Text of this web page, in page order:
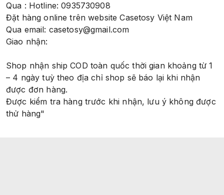
Qua : Hotline: 0935730908
Đặt hàng online trên website Casetosy Việt Nam
Qua email: casetosy@gmail.com
Giao nhận:
Shop nhận ship COD toàn quốc thời gian khoảng từ 1
– 4 ngày tuỳ theo địa chỉ shop sẽ báo lại khi nhận
được đơn hàng.
Được kiểm tra hàng trước khi nhận, lưu ý không được
thử hàng"